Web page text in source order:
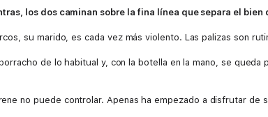
los dos caminan sobre la fina línea que separa el bien
su marido, es cada vez más violento. Las palizas son
de lo habitual y, con la botella en la mano, se
no puede controlar. Apenas ha empezado a disfrutar de